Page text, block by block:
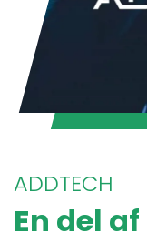
ADDTECH
En del af